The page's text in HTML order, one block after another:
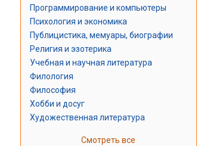
Программирование и компьютеры
Психология и экономика
Публицистика, мемуары, биографии
Религия и эзотерика
Учебная и научная литература
Филология
Философия
Хобби и досуг
Художественная литература
Смотреть все